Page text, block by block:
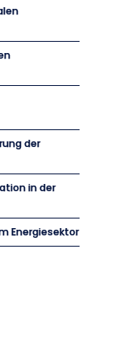
der
in der
Energiesektor